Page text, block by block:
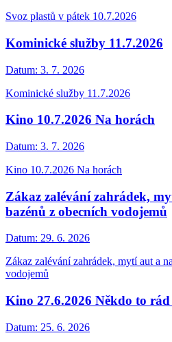
Svoz plastů v pátek 10.7.2026
Kominické služby 11.7.2026
Datum: 3. 7. 2026
Kominické služby 11.7.2026
Kino 10.7.2026 Na horách
Datum: 3. 7. 2026
Kino 10.7.2026 Na horách
Zákaz zalévání zahrádek,
bazénů z obecních vodojemů
Datum: 29. 6. 2026
Zákaz zalévání zahrádek, mytí aut a
vodojemů
Kino 27.6.2026 Někdo to
Datum: 25. 6. 2026